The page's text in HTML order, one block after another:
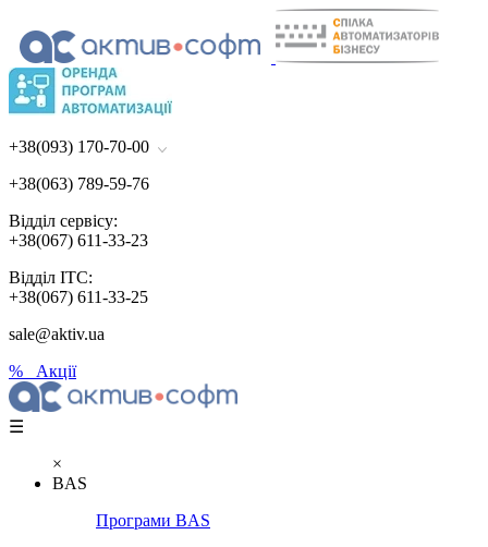
+38(093) 170-70-00
+38(063) 789-59-76
Відділ сервісу:
+38(067) 611-33-23
Відділ ІТС:
+38(067) 611-33-25
sale@aktiv.ua
% Акції
☰
×
BAS
Програми BAS